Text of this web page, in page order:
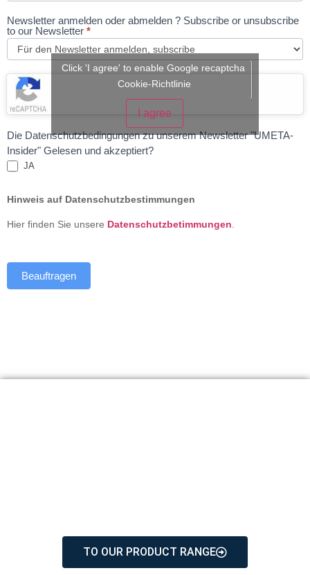
Newsletter anmelden oder abmelden ? Subscribe or unsubscribe
to our Newsletter *
Click 'I agree' to enable Google recaptcha
Cookie-Richtlinie
I agree
Die Datenschutzbedingungen zu unserem Newsletter "UMETA-
Insider" Gelesen und akzeptiert?
JA
Hinweis auf Datenschutzbestimmungen
Hier finden Sie unsere Datenschutzbetimmungen
Beauftragen
TO OUR PRODUCT RANGE